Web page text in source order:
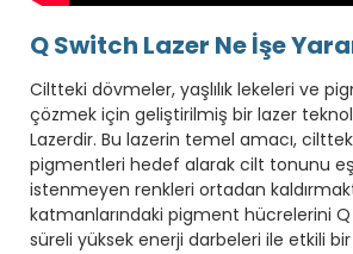
Q Switch Lazer Ne İşe
Ciltteki dövmeler, yaşlılık lekeleri ve
çözmek için geliştirilmiş bir lazer
Lazerdir. Bu lazerin temel amacı,
pigmentleri hedef alarak cilt tonunu
istenmeyen renkleri ortadan
katmanlarındaki pigment hücrelerini Q
süreli yüksek enerji darbeleri ile etkili